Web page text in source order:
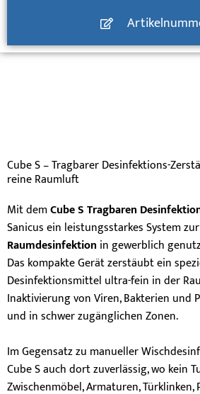
Cube S – Tragbarer Desinfektions-
reine Raumluft
Mit demCube S Tragbaren
Sanicus ein leistungsstarkes System
Raumdesinfektion in gewerblich
Das kompakte Gerät zerstäubt ein
Desinfektionsmittel ultra-fein in der
Inaktivierung von Viren, Bakterien und
und in schwer zugänglichen Zonen.
Im Gegensatz zu manueller
Cube S auch dort zuverlässig, wo kein
Zwischenmöbel, Armaturen, Türklinken,